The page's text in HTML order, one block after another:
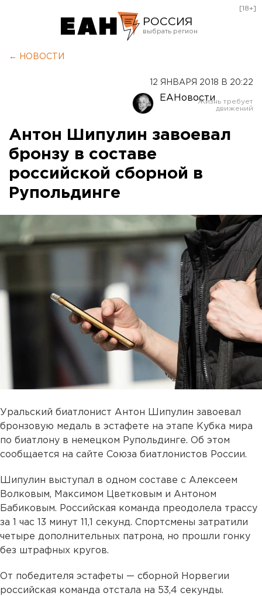
РОССИЯ
Оренбург
[18+]
← НОВОСТИ
12 ЯНВАРЯ 2018 В 20:22
ЕАНовости
Антон Шипулин завоевал
бронзу в составе
российской сборной в
Рупольдинге
Уральский биатлонист Антон Шипулин завоевал
бронзовую медаль в эстафете на этапе Кубка мира
по биатлону в немецком Рупольдинге. Об этом
сообщается на сайте Союза биатлонистов России.
Шипулин выступал в одном составе с Алексеем
Волковым, Максимом Цветковым и Антоном
Бабиковым. Российская команда преодолела трассу
за 1 час 13 минут 11,1 секунд. Спортсмены затратили
четыре дополнительных патрона, но прошли гонку
без штрафных кругов.
От победителя эстафеты — сборной Норвегии
российская команда отстала на 53,4 секунды.